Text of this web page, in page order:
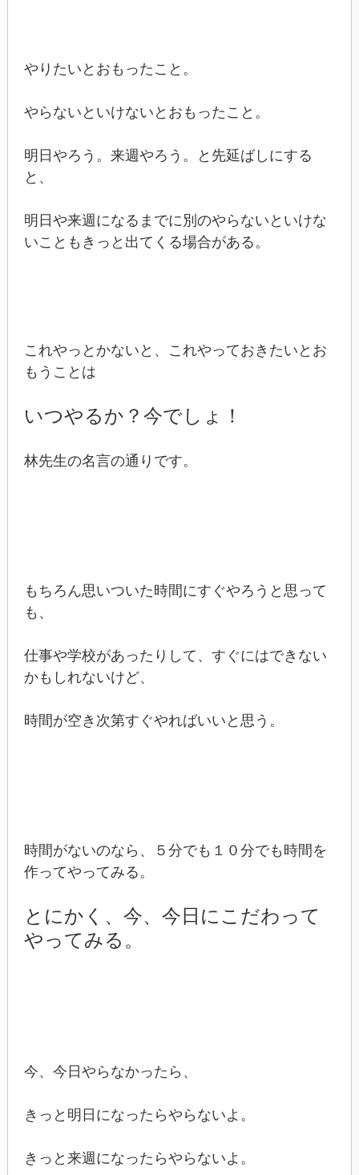
やりたいとおもったこと。
やらないといけないとおもったこと。
明日やろう。来週やろう。と先延ばしにする
と、
明日や来週になるまでに別のやらないといけな
いこともきっと出てくる場合がある。
これやっとかないと、これやっておきたいとお
もうことは
いつやるか？今でしょ！
林先生の名言の通りです。
もちろん思いついた時間にすぐやろうと思って
も、
仕事や学校があったりして、すぐにはできない
かもしれないけど、
時間が空き次第すぐやればいいと思う。
時間がないのなら、５分でも１０分でも時間を
作ってやってみる。
とにかく、今、今日にこだわって
やってみる。
今、今日やらなかったら、
きっと明日になったらやらないよ。
きっと来週になったらやらないよ。